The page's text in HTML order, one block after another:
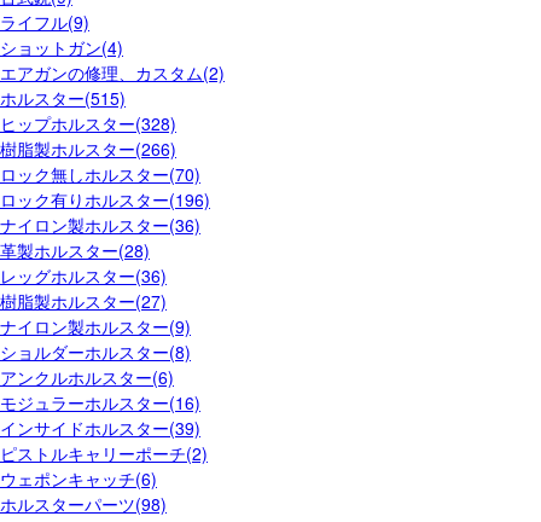
ライフル(9)
ショットガン(4)
エアガンの修理、カスタム(2)
ホルスター(515)
ヒップホルスター(328)
樹脂製ホルスター(266)
ロック無しホルスター(70)
ロック有りホルスター(196)
ナイロン製ホルスター(36)
革製ホルスター(28)
レッグホルスター(36)
樹脂製ホルスター(27)
ナイロン製ホルスター(9)
ショルダーホルスター(8)
アンクルホルスター(6)
モジュラーホルスター(16)
インサイドホルスター(39)
ピストルキャリーポーチ(2)
ウェポンキャッチ(6)
ホルスターパーツ(98)